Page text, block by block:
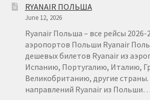
RYANAIR ПОЛЬША
June 12, 2026
Ryanair Польша – все рейсы 2026-
аэропортов Польши Ryanair
дешевых билетов Ryanair из
Испанию, Португалию, Италию,
Великобританию, другие
направлений Ryanair из Польши…